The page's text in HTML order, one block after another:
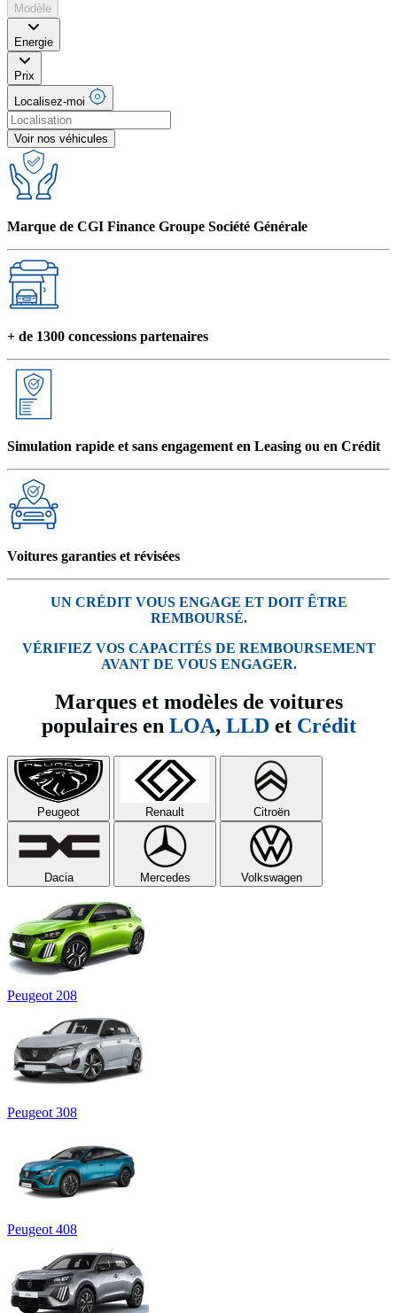
Modèle
Energie
Prix
Localisez-moi
Voir nos véhicules
Marque de CGI Finance Groupe Société Générale
+ de 1300 concessions partenaires
Simulation rapide et sans engagement en Leasing ou en Crédit
Voitures garanties et révisées
UN CRÉDIT VOUS ENGAGE ET DOIT ÊTRE
REMBOURSÉ.
VÉRIFIEZ VOS CAPACITÉS DE REMBOURSEMENT
AVANT DE VOUS ENGAGER.
Marques et modèles de voitures
populaires en LOA, LLD et Crédit
Peugeot Renault Citroën
Dacia Mercedes Volkswagen
Peugeot 208
Peugeot 308
Peugeot 408